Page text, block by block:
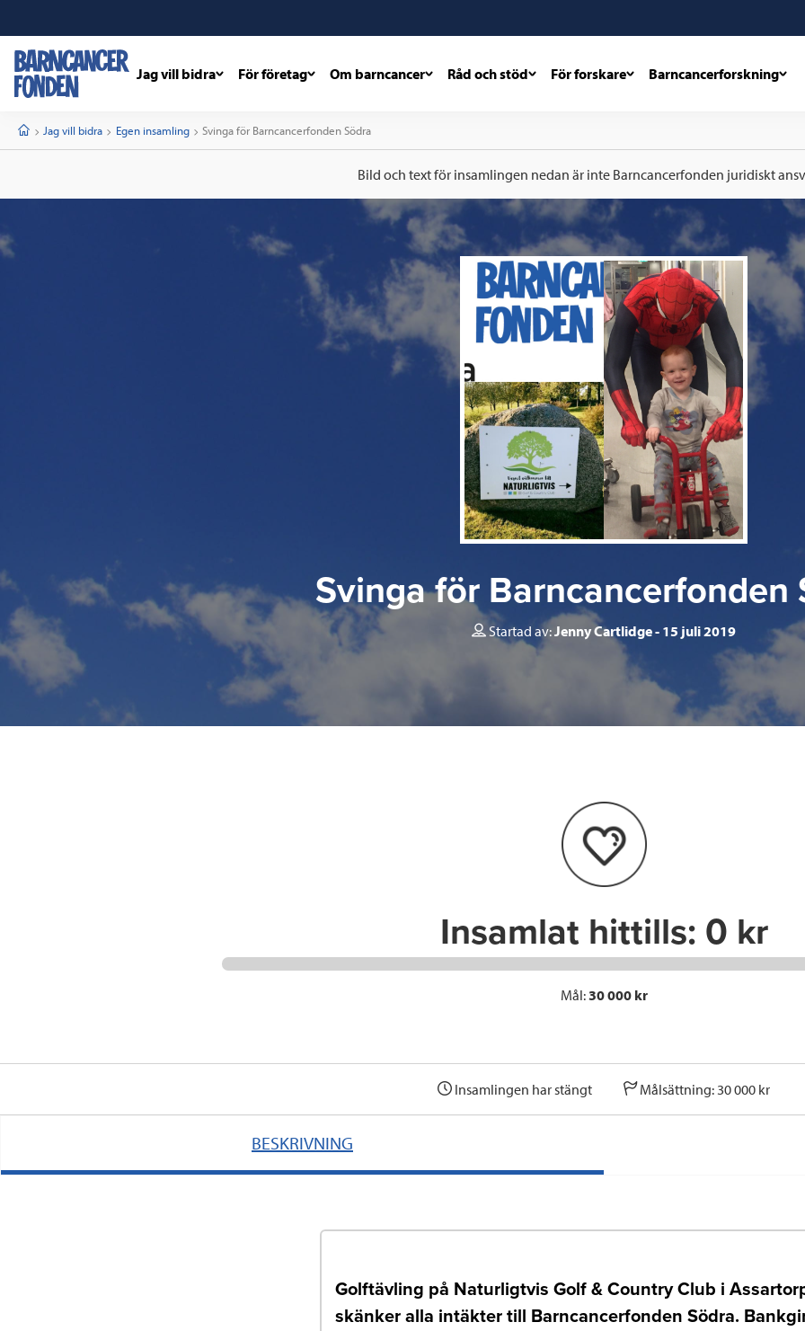
Jag vill bidra För företag Om barncancer Råd och stöd För forskare Barncancerforskning
StartJag vill bidra Egen insamling Current:
Svinga för Barncancerfonden Södra
Bild och text för insamlingen nedan är inte Barncancerfonden juridiskt
Svinga för Barncancerfonden
Startad av:Jenny Cartlidge 15 juli 2019
Insamlat hittills: 0 kr
Mål:30 000 kr
Insamlingen har stängt Målsättning: 30 000 kr
BESKRIVNING
Golftävling på Naturligtvis Golf & Country Club i
skänker alla intäkter till Barncancerfonden Södra.